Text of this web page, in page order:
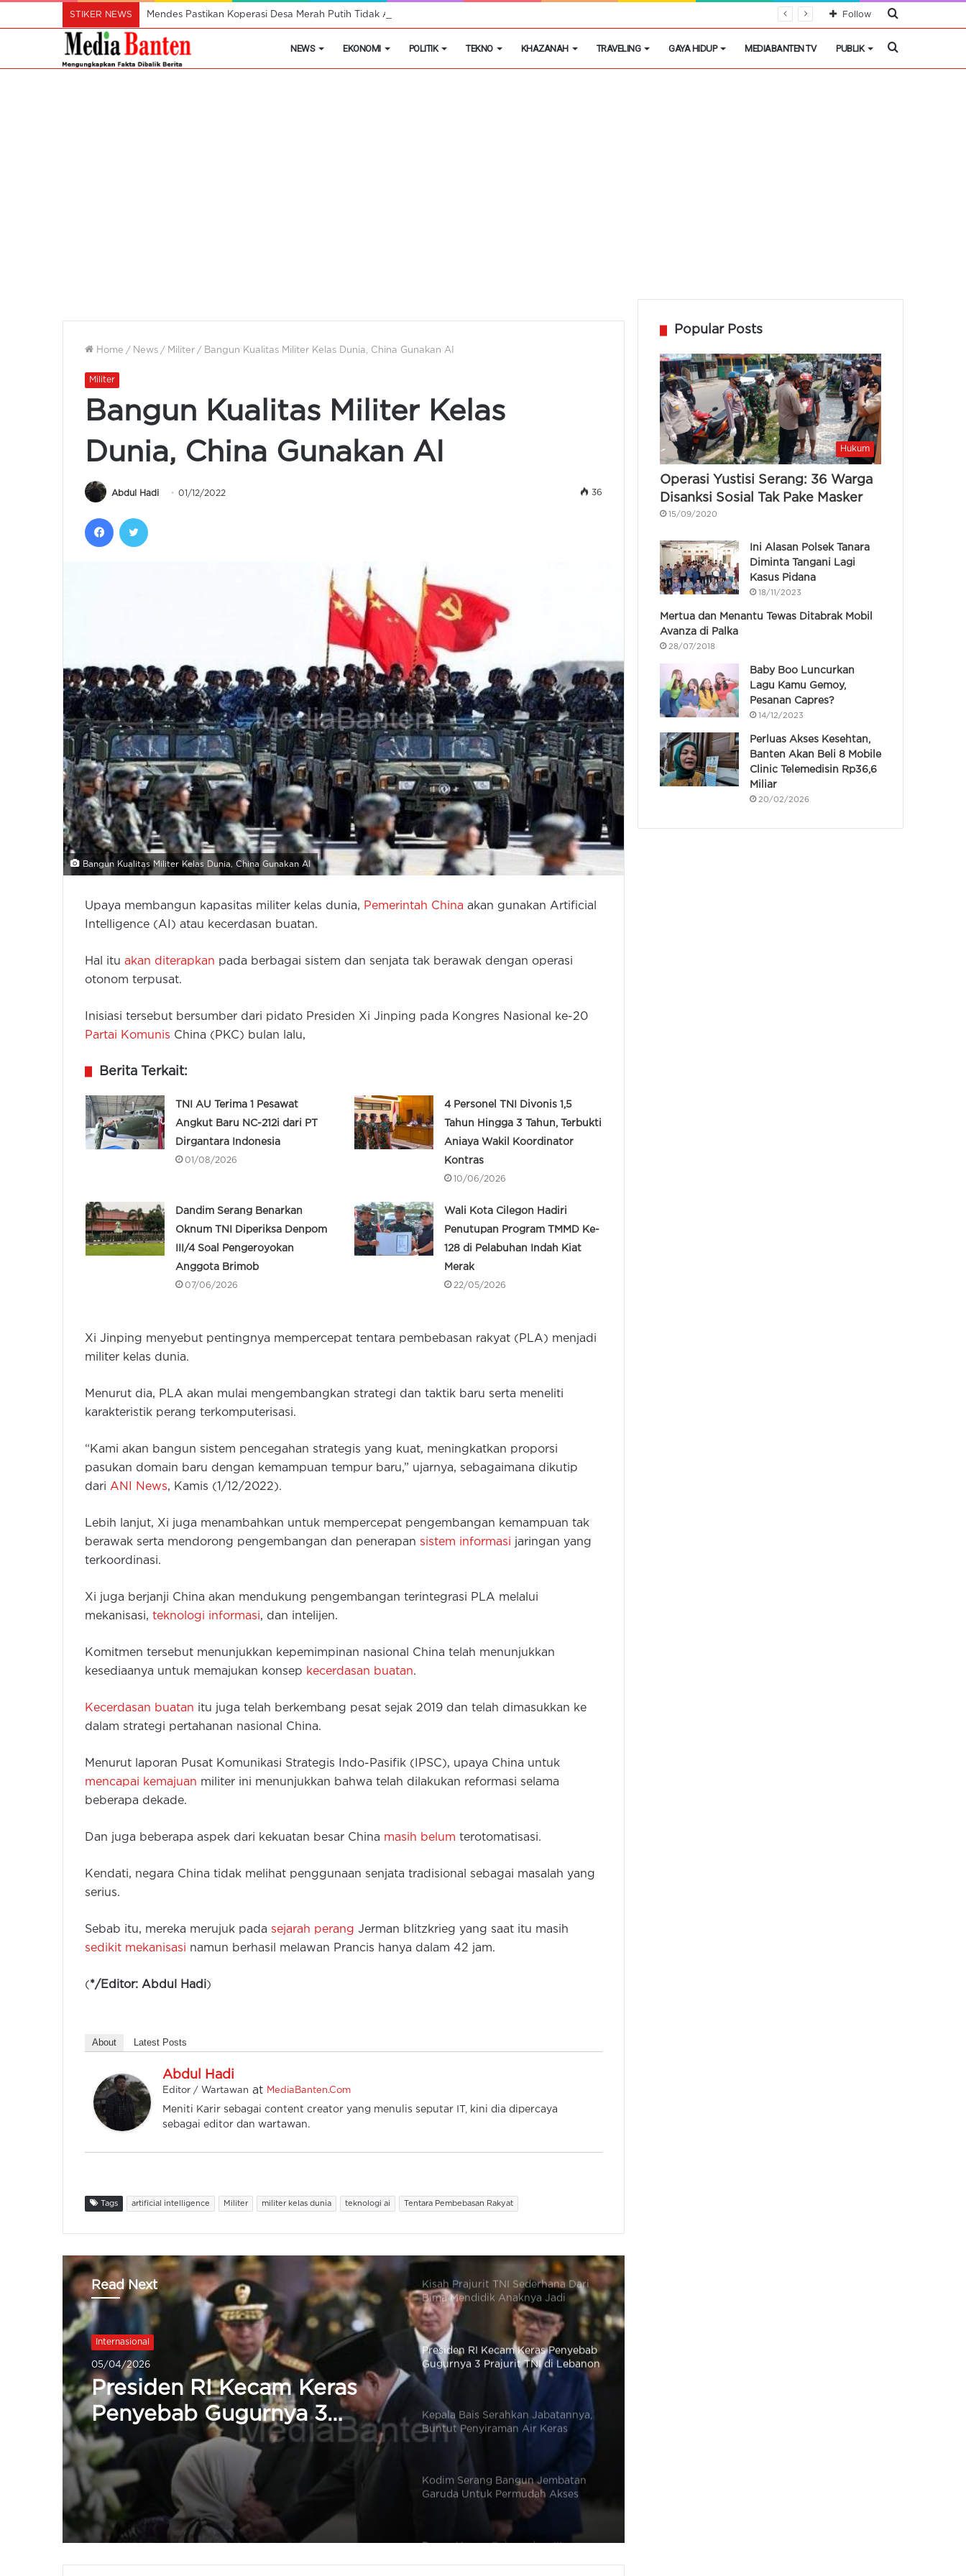
STIKER NEWS Mendes Pastikan Koperasi Desa Merah Putih Tidak Akan Menutup Warung Kelontongan di Desa Cari
Follow
NEWS EKONOMI POLITIK TEKNO KHAZANAH TRAVELING GAYA HIDUP MEDIABANTEN TV PUBLIK Cari
Home / News / Militer / Bangun Kualitas Militer Kelas Dunia, China Gunakan AI
Militer
Bangun Kualitas Militer Kelas
Dunia, China Gunakan AI
Abdul Hadi 01/12/2022 36
Facebook
Bangun Kualitas Militer Kelas Dunia, China Gunakan AI
Upaya membangun kapasitas militer kelas dunia, Pemerintah China akan gunakan Artificial
Intelligence (AI) atau kecerdasan buatan.
Hal itu akan diterapkan pada berbagai sistem dan senjata tak berawak dengan operasi
otonom terpusat.
Inisiasi tersebut bersumber dari pidato Presiden Xi Jinping pada Kongres Nasional ke-20
Partai Komunis China (PKC) bulan lalu,
Berita Terkait:
TNI AU Terima 1 Pesawat
Angkut Baru NC-212i dari PT
Dirgantara Indonesia
01/08/2026
4 Personel TNI Divonis 1,5
Tahun Hingga 3 Tahun, Terbukti
Aniaya Wakil Koordinator
Kontras
10/06/2026
Dandim Serang Benarkan
Oknum TNI Diperiksa Denpom
III/4 Soal Pengeroyokan
Anggota Brimob
07/06/2026
Wali Kota Cilegon Hadiri
Penutupan Program TMMD Ke-
128 di Pelabuhan Indah Kiat
Merak
22/05/2026
Xi Jinping menyebut pentingnya mempercepat tentara pembebasan rakyat (PLA) menjadi
militer kelas dunia.
Menurut dia, PLA akan mulai mengembangkan strategi dan taktik baru serta meneliti
karakteristik perang terkomputerisasi.
“Kami akan bangun sistem pencegahan strategis yang kuat, meningkatkan proporsi
pasukan domain baru dengan kemampuan tempur baru,” ujarnya, sebagaimana dikutip
dari ANI News, Kamis (1/12/2022).
Lebih lanjut, Xi juga menambahkan untuk mempercepat pengembangan kemampuan tak
berawak serta mendorong pengembangan dan penerapan sistem informasi jaringan yang
terkoordinasi.
Xi juga berjanji China akan mendukung pengembangan terintegrasi PLA melalui
mekanisasi, teknologi informasi, dan intelijen.
Komitmen tersebut menunjukkan kepemimpinan nasional China telah menunjukkan
kesediaanya untuk memajukan konsep kecerdasan buatan.
Kecerdasan buatan itu juga telah berkembang pesat sejak 2019 dan telah dimasukkan ke
dalam strategi pertahanan nasional China.
Menurut laporan Pusat Komunikasi Strategis Indo-Pasifik (IPSC), upaya China untuk
mencapai kemajuan militer ini menunjukkan bahwa telah dilakukan reformasi selama
beberapa dekade.
Dan juga beberapa aspek dari kekuatan besar China masih belum terotomatisasi.
Kendati, negara China tidak melihat penggunaan senjata tradisional sebagai masalah yang
serius.
Sebab itu, mereka merujuk pada sejarah perang Jerman blitzkrieg yang saat itu masih
sedikit mekanisasi namun berhasil melawan Prancis hanya dalam 42 jam.
(*/Editor: Abdul Hadi)
About Latest Posts
Abdul Hadi
Editor / Wartawan at MediaBanten.Com
Meniti Karir sebagai content creator yang menulis seputar IT, kini dia dipercaya
sebagai editor dan wartawan.
Tags artificial intelligence Militer militer kelas dunia teknologi ai Tentara Pembebasan Rakyat
Read Next
Hukum
26/03/2026
Kepala Bais Serahkan
Jabatannya, Buntut
Penyiraman Air Keras
Aktivis Kontras
Lifter Indonesia Asal Kota Serang
Bima Mendidik Anaknya Jadi
Presiden RI Kecam Keras Penyebab
Gugurnya 3 Prajurit TNI di Lebanon
Kepala Bais Serahkan Jabatannya,
Buntut Penyiraman Air Keras
Aktivis Kontras
Kodim Serang Bangun Jembatan
Garuda Untuk Permudah Akses
Warga di Baros
Dapur Umum Bekangdam III
/Siliwangi Penuhi Makan 1.500
Warga Terdampak Banjir di Cibeber
Panglima TNI Akan Tindak Tegas
Popular Posts
Hukum
Operasi Yustisi Serang: 36 Warga
Disanksi Sosial Tak Pake Masker
15/09/2020
Ini Alasan Polsek Tanara
Diminta Tangani Lagi
Kasus Pidana
18/11/2023
Mertua dan Menantu Tewas Ditabrak Mobil
Avanza di Palka
28/07/2018
Baby Boo Luncurkan
Lagu Kamu Gemoy,
Pesanan Capres?
14/12/2023
Perluas Akses Kesehtan,
Banten Akan Beli 8 Mobile
Clinic Telemedisin Rp36,6
Miliar
20/02/2026